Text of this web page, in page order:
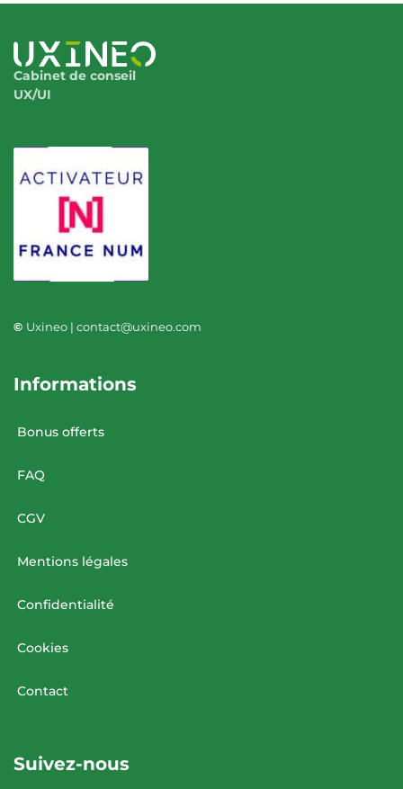
Cabinet de conseil
UX/UI
© Uxineo | contact@uxineo.com
Informations
Bonus offerts
FAQ
CGV
Mentions légales
Confidentialité
Cookies
Contact
Suivez-nous